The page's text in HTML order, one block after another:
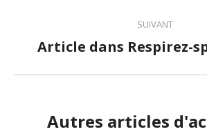
Navigation
article
SUIVANT
Article
Article dans Respirez-
Autres articles